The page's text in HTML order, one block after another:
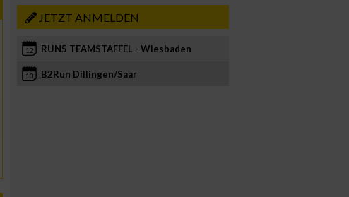
JETZT ANMELDEN
12 RUN5 TEAMSTAFFEL - Wiesbaden
13 B2Run Dillingen/Saar